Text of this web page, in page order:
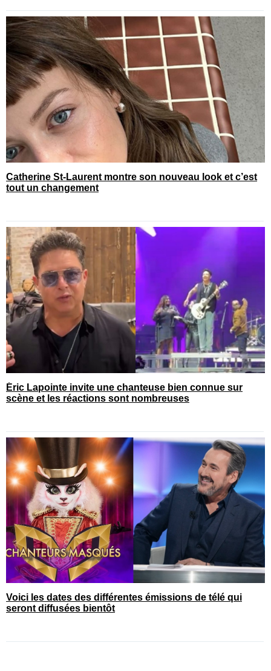
Catherine St-Laurent montre son nouveau look et c’est
tout un changement
Éric Lapointe invite une chanteuse bien connue sur
scène et les réactions sont nombreuses
Voici les dates des différentes émissions de télé qui
seront diffusées bientôt